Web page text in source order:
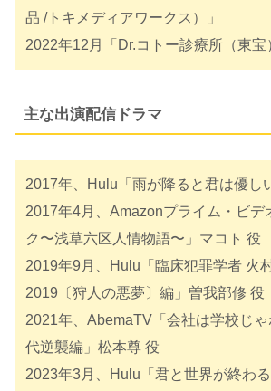
品 /トキメディアワークス）」
2022年12月「Dr.コトー診療所（東宝
主な出演配信ドラマ
2017年、Hulu「雨が降ると君は優し
2017年4月、Amazonプライム・ビ
ク〜浅草六区人情物語〜」マコト 役
2019年9月、Hulu「臨床犯罪学者 火
2019〔狩人の悪夢〕編」曽我部修 役
2021年、AbemaTV「会社は学校じ
代逆襲編」松本尊 役
2023年3月、Hulu「君と世界が終わる